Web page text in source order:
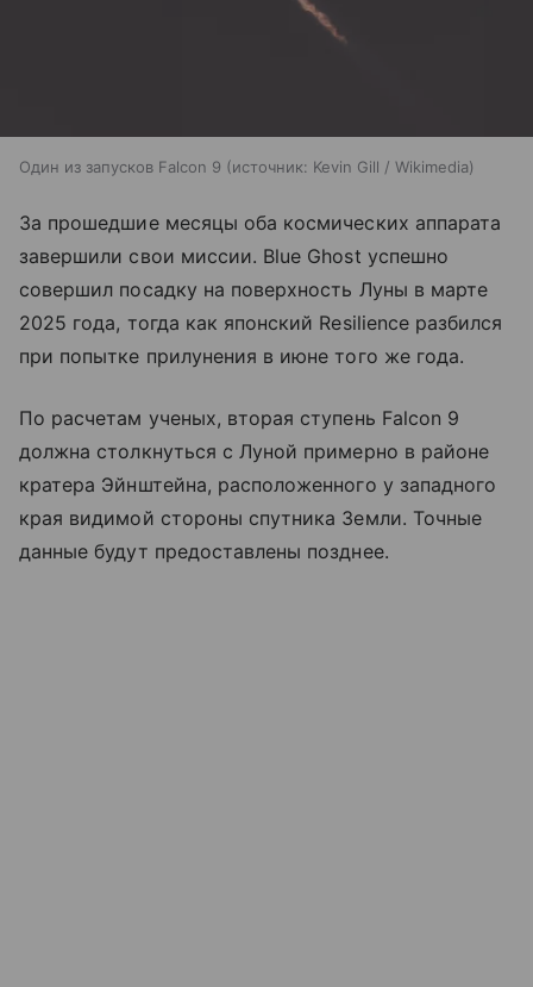
Один из запусков Falcon 9 источник: Kevin Gill / Wikimedia
За прошедшие месяцы оба космических аппарата
завершили свои миссии. Blue Ghost успешно
совершил посадку на поверхность Луны в марте
2025 года, тогда как японский Resilience разбился
при попытке прилунения в июне того же года.
По расчетам ученых, вторая ступень Falcon 9
должна столкнуться с Луной примерно в районе
кратера Эйнштейна, расположенного у западного
края видимой стороны спутника Земли. Точные
данные будут предоставлены позднее.